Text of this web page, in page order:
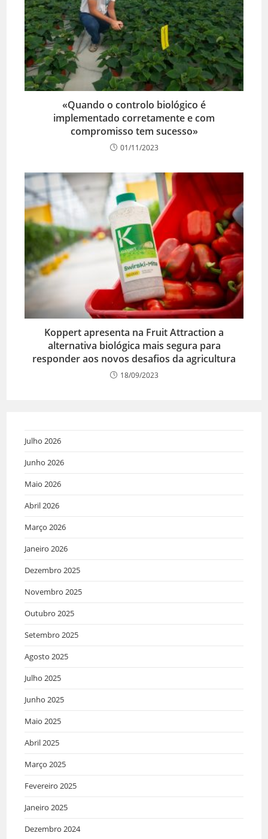
«Quando o controlo biológico é
implementado corretamente e com
compromisso tem sucesso»
01/11/2023
Koppert apresenta na Fruit Attraction a
alternativa biológica mais segura para
responder aos novos desafios da agricultura
18/09/2023
Julho 2026
Junho 2026
Maio 2026
Abril 2026
Março 2026
Janeiro 2026
Dezembro 2025
Novembro 2025
Outubro 2025
Setembro 2025
Agosto 2025
Julho 2025
Junho 2025
Maio 2025
Abril 2025
Março 2025
Fevereiro 2025
Janeiro 2025
Dezembro 2024